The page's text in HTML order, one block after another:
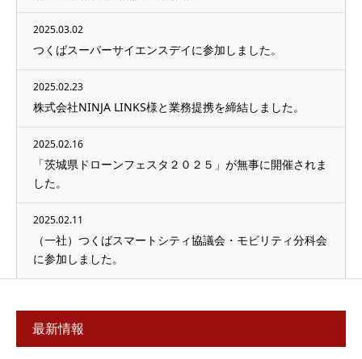
2025.03.02
つくばスーパーサイエンスデイに参加しました。
2025.02.23
株式会社NINJA LINKS様と業務提携を締結しました。
2025.02.16
「茨城県ドローンフェスタ２０２５」が無事に開催されま
した。
2025.02.11
（一社）つくばスマートシティ協議会・モビリティ分科会
に参加しました。
最新情報